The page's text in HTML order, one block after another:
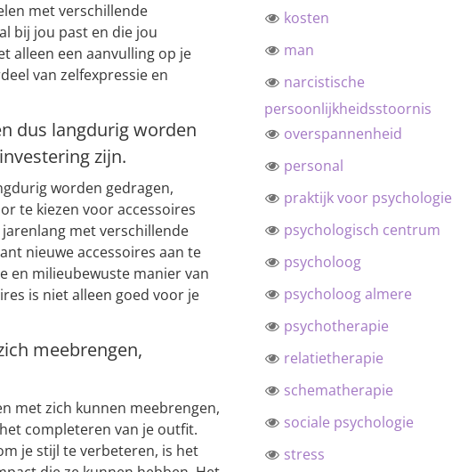
met verschillende
bij jou past en die jou
alleen een aanvulling op je
van zelfexpressie en
dus langdurig worden
zijn.
worden gedragen,
te kiezen voor accessoires
met verschillende
nieuwe accessoires aan te
en milieubewuste manier van
is niet alleen goed voor je
meebrengen,
met zich kunnen meebrengen,
completeren van je outfit.
je stijl te verbeteren, is het
kosten
man
narcistische
persoonlijkheidsstoornis
overspannenheid
personal
praktijk voor psychologie
psychologisch centrum
psycholoog
psycholoog almere
psychotherapie
relatietherapie
schematherapie
sociale psychologie
stress